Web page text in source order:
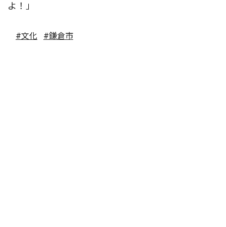
よ！」
#文化 #鎌倉市